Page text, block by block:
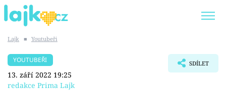
SHOPAHOLICADEL
Lajk ■ Youtubeři
YOUTUBEŘI
13. září 2022 19:25
redakce Prima Lajk
SDÍLET